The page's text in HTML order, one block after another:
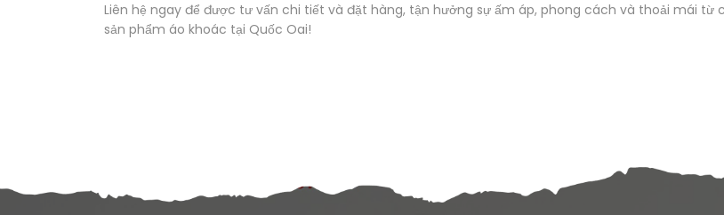
Liên hệ ngay để được tư vấn chi tiết và đặt hàng, tận hưởng sự ấm áp, phong cách và thoải mái từ
sản phẩm áo khoác tại Quốc Oai!